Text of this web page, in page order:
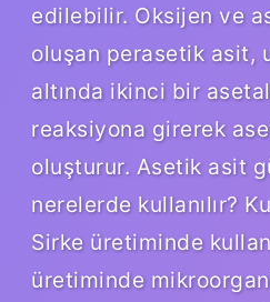
edilebilir. Oksijen ve
oluşan perasetik asit,
altında ikinci bir
reaksiyona girerek
oluşturur. Asetik asit
nerelerde kullanılır?
Sirke üretiminde
üretiminde